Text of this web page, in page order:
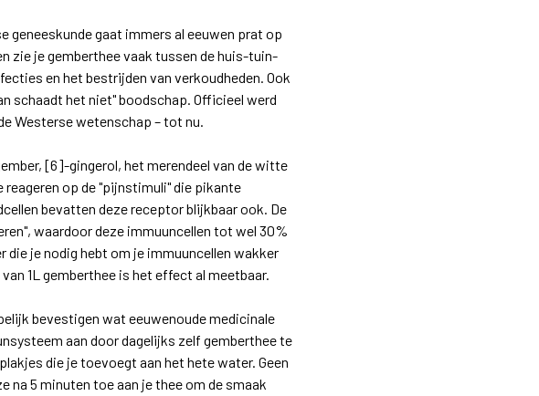
geneeskunde gaat immers al eeuwen prat op
zie je gemberthee vaak tussen de huis-tuin-
en het bestrijden van verkoudheden. Ook
schaadt het niet" boodschap. Officieel werd
Westerse wetenschap – tot nu.
[6]-gingerol, het merendeel van de witte
op de "pijnstimuli" die pikante
bevatten deze receptor blijkbaar ook. De
waardoor deze immuuncellen tot wel 30%
die je nodig hebt om je immuuncellen wakker
1L gemberthee is het effect al meetbaar.
bevestigen wat eeuwenoude medicinale
aan door dagelijks zelf gemberthee te
die je toevoegt aan het hete water. Geen
na 5 minuten toe aan je thee om de smaak